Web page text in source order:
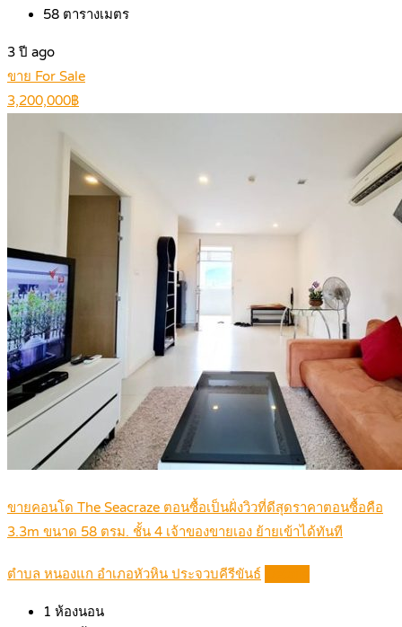
58 ตารางเมตร
3 ปี ago
ขาย For Sale
3,200,000฿
ขายคอนโด The Seacraze ตอนซื้อเป็นฝั่งวิวที่ดีสุดราคาตอนซื้อคือ
3.3m ขนาด 58 ตรม. ชั้น 4 เจ้าของขายเอง ย้ายเข้าได้ทันที
ตำบล หนองแก อำเภอหัวหิน ประจวบคีรีขันธ์
1 ห้องนอน